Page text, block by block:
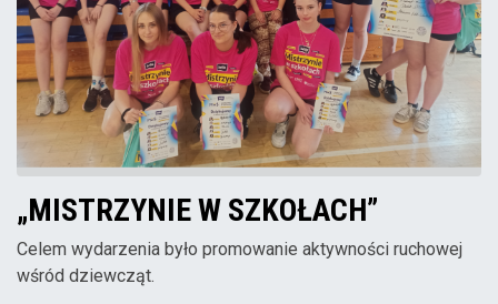
„MISTRZYNIE W SZKOŁACH”
Celem wydarzenia było promowanie aktywności ruchowej
wśród dziewcząt.